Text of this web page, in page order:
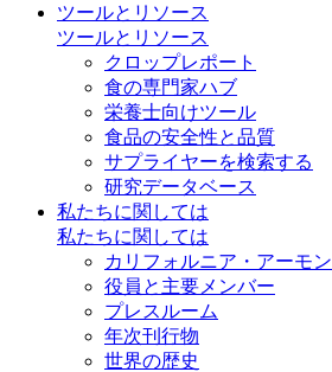
ツールとリソース
ツールとリソース
クロップレポート
食の専門家ハブ
栄養士向けツール
食品の安全性と品質
サプライヤーを検索する
研究データベース
私たちに関しては
私たちに関しては
カリフォルニア・アーモ
役員と主要メンバー
プレスルーム
年次刊行物
世界の歴史